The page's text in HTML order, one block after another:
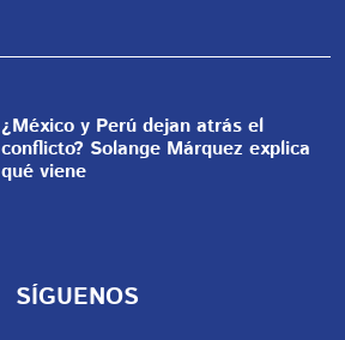
¿México y Perú dejan atrás el
conflicto? Solange Márquez explica
qué viene
SÍGUENOS